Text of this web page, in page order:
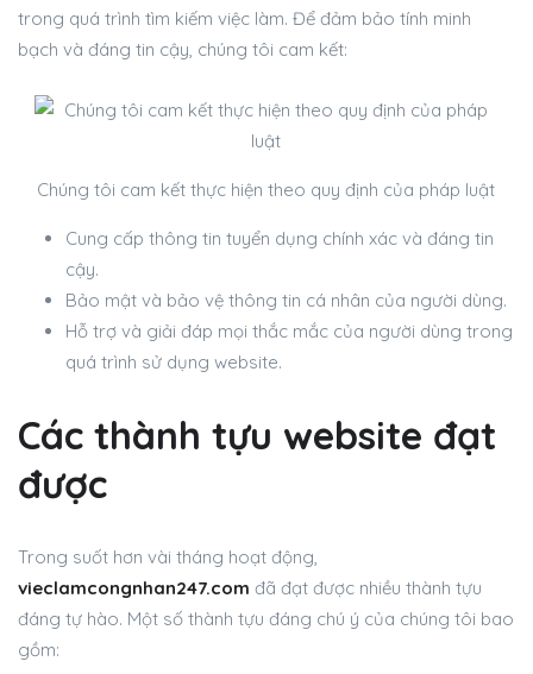
trong quá trình tìm kiếm việc làm. Để đảm bảo tính minh
bạch và đáng tin cậy, chúng tôi cam kết:
Chúng tôi cam kết thực hiện theo quy định của pháp luật
Cung cấp thông tin tuyển dụng chính xác và đáng tin
cậy.
Bảo mật và bảo vệ thông tin cá nhân của người dùng.
Hỗ trợ và giải đáp mọi thắc mắc của người dùng trong
quá trình sử dụng website.
Các thành tựu website đạt
được
Trong suốt hơn vài tháng hoạt động,
vieclamcongnhan247.com đã đạt được nhiều thành tựu
đáng tự hào. Một số thành tựu đáng chú ý của chúng tôi bao
gồm: